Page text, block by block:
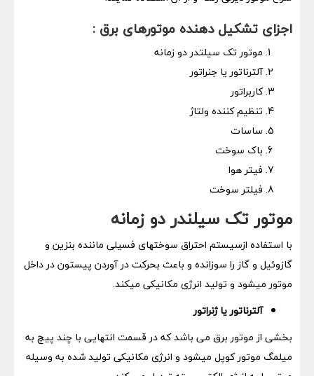
اجزای تشکیل دهنده موتورهای برق :
موتور تک سیلتدر دو زمانه
آلترناتور یا جنراتور
کاربراتور
تنظیم کننده ولتاژ
ساسات
باک سوخت
فیتر هوا
فیلتر سوخت
موتور تک سیلندر دو زمانه
با استفاده ازسیستم احتراق سوختهای فسیلی ماننده بنزین و
گازوئیل و گاز را سوزانده و باعث بحرکت در آوردن پیستون در داخل
موتور میشود و تولید انرژی مکانیکی میکند.
آلترناتور یا ژنراتور
بخشی از موتور برق می باشد که در قسمت انتهایی با چند پیچ به
میلمگ موتور کوپل میشود و انرژی مکانیکی تولید شده به وسیله